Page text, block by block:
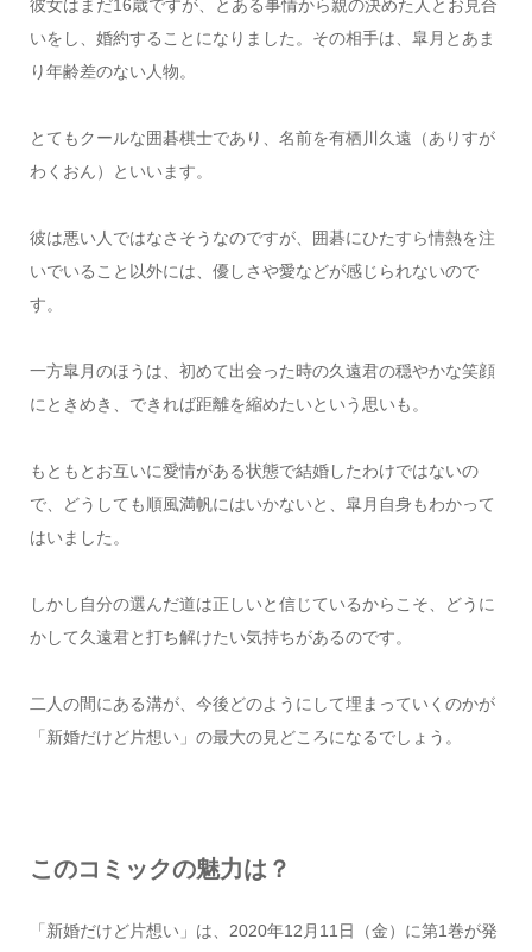
彼女はまだ16歳ですが、とある事情から親の決めた人とお見合
いをし、婚約することになりました。その相手は、皐月とあま
り年齢差のない人物。
とてもクールな囲碁棋士であり、名前を有栖川久遠（ありすが
わくおん）といいます。
彼は悪い人ではなさそうなのですが、囲碁にひたすら情熱を注
いでいること以外には、優しさや愛などが感じられないので
す。
一方皐月のほうは、初めて出会った時の久遠君の穏やかな笑顔
にときめき、できれば距離を縮めたいという思いも。
もともとお互いに愛情がある状態で結婚したわけではないの
で、どうしても順風満帆にはいかないと、皐月自身もわかって
はいました。
しかし自分の選んだ道は正しいと信じているからこそ、どうに
かして久遠君と打ち解けたい気持ちがあるのです。
二人の間にある溝が、今後どのようにして埋まっていくのかが
「新婚だけど片想い」の最大の見どころになるでしょう。
このコミックの魅力は？
「新婚だけど片想い」は、2020年12月11日（金）に第1巻が発